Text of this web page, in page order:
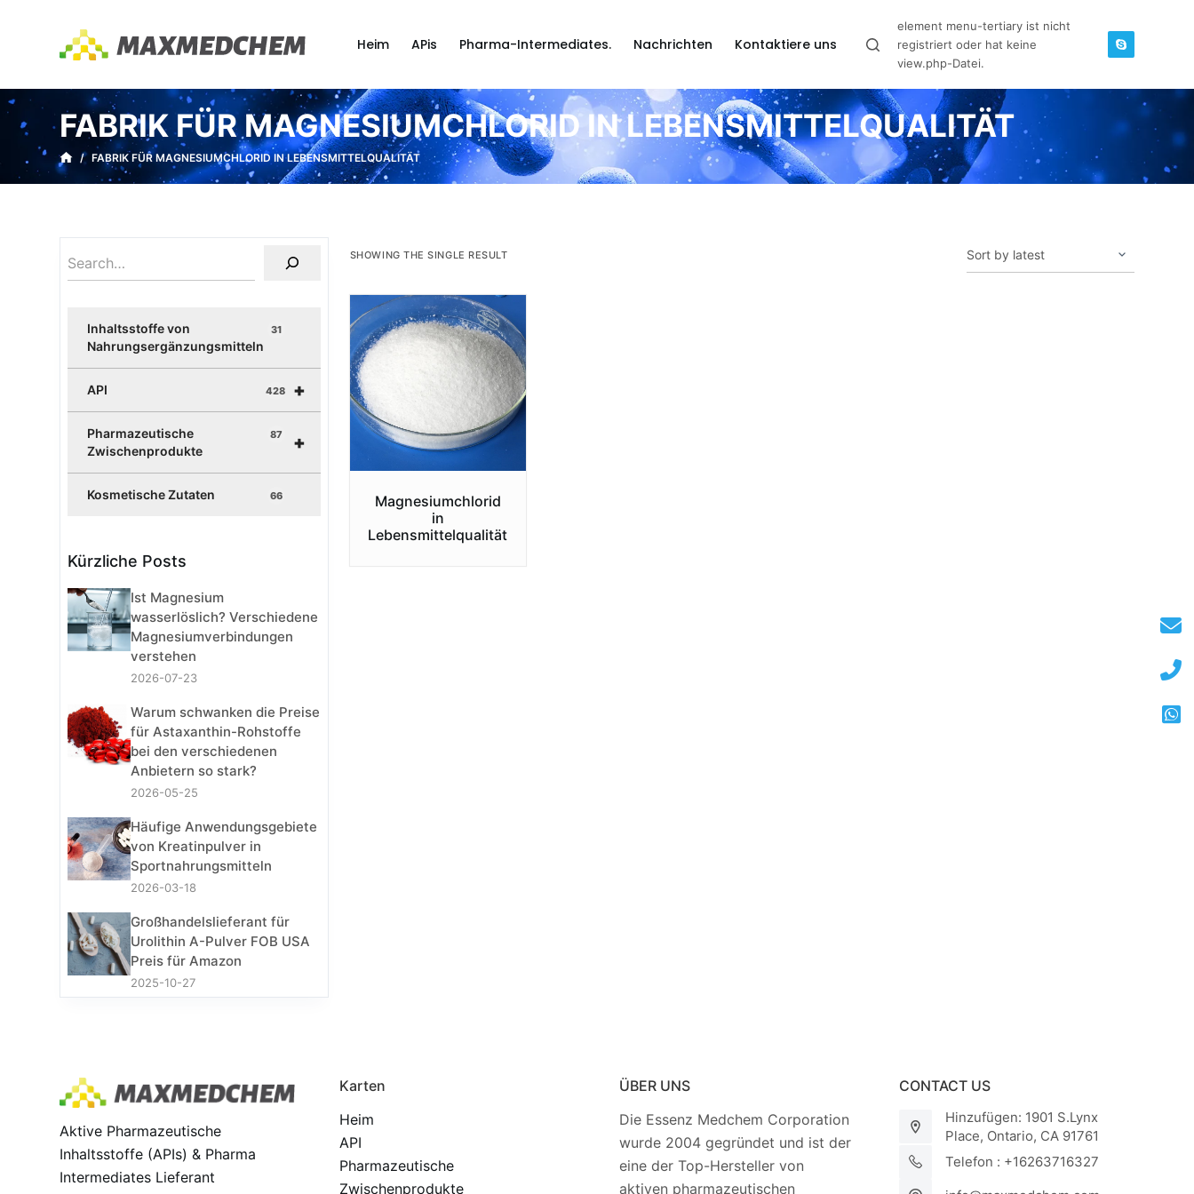
I
h
a
l
Heim APis Pharma-Intermediates. Nachrichten Kontaktiere uns
element menu-tertiary ist nicht
registriert oder hat keine
view.php-Datei.
FABRIK FÜR MAGNESIUMCHLORID IN LEBENSMITTELQUALITÄT
/ FABRIK FÜR MAGNESIUMCHLORID IN LEBENSMITTELQUALITÄT
SHOWING THE SINGLE RESULT
Magnesiumchlorid
in
Lebensmittelqualität
Inhaltsstoffe von
Nahrungsergänzungsmitteln
31
+
API 428
+
Pharmazeutische
Zwischenprodukte
87
Kosmetische Zutaten 66
Kürzliche Posts
Ist Magnesium
wasserlöslich? Verschiedene
Magnesiumverbindungen
verstehen
2026-07-23
Warum schwanken die Preise
für Astaxanthin-Rohstoffe
bei den verschiedenen
Anbietern so stark?
2026-05-25
Häufige Anwendungsgebiete
von Kreatinpulver in
Sportnahrungsmitteln
2026-03-18
Großhandelslieferant für
Urolithin A-Pulver FOB USA
Preis für Amazon
2025-10-27
Aktive Pharmazeutische
Inhaltsstoffe (APIs) & Pharma
Intermediates Lieferant
Karten
Heim
API
Pharmazeutische
Zwischenprodukte
ÜBER UNS
Die Essenz Medchem Corporation
wurde 2004 gegründet und ist der
eine der Top-Hersteller von
aktiven pharmazeutischen
CONTACT US
Hinzufügen: 1901 S.Lynx
Place, Ontario, CA 91761
Telefon : +16263716327